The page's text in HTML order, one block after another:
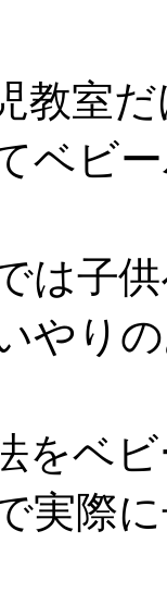
教室
ベビ
は子
やり
をベ
実際